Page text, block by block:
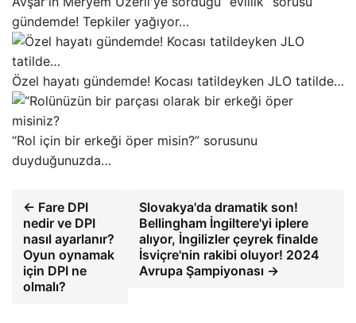
gündemde! Tepkiler yağıyor…
Özel hayatı gündemde! Kocası tatildeyken JLO tatilde…
“Rol için bir erkeği öper misin?” sorusunu
duyduğunuzda…
← Fare DPI
nedir ve DPI
nasıl ayarlanır?
Oyun oynamak
için DPI ne
olmalı?
Slovakya'da dramatik son!
Bellingham İngiltere'yi iplere
alıyor, İngilizler çeyrek finalde
İsviçre'nin rakibi oluyor! 2024
Avrupa Şampiyonası →